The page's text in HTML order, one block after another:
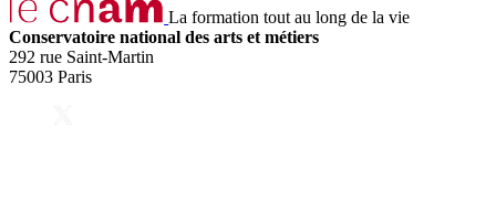
La formation tout au long de la vie
Conservatoire national des arts et métiers
292 rue Saint-Martin
75003 Paris